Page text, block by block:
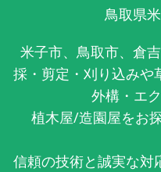
鳥取県
米子市、鳥取市、倉
採・剪定・刈り込みや
外構・エ
植木屋/造園屋をお
信頼の技術と誠実な対